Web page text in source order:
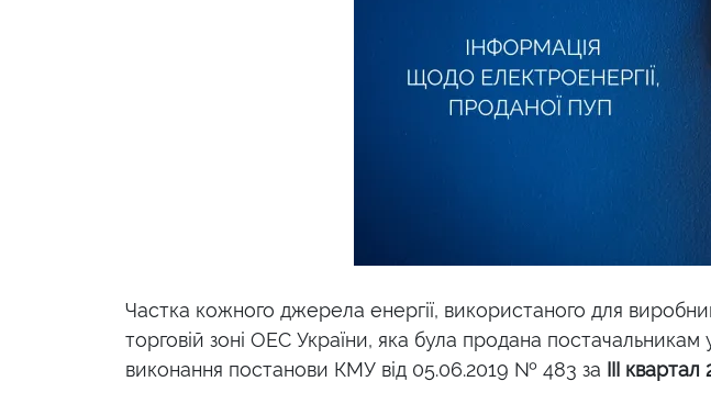
Частка кожного джерела енергії, використаного для
торговій зоні ОЕС України, яка була продана постачальникам
виконання постанови КМУ від 05.06.2019 № 483 за III квартал